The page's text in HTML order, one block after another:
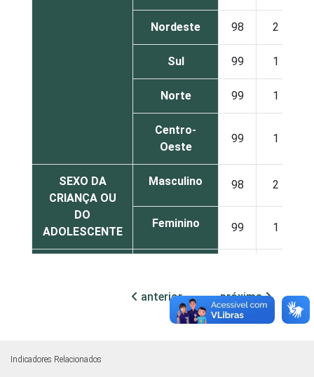
Nordeste 98 2
Sul 99 1
Norte 99 1
Centro-
Oeste
99 1
SEXO DA
CRIANÇA OU
DO
ADOLESCENTE
Masculino 98 2
Feminino 99 1
I
anterior próxima
Indicadores Relacionados